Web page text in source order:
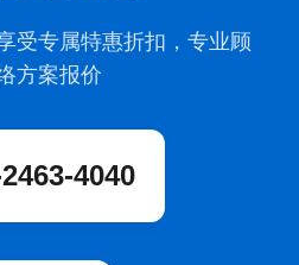
受专属特惠折扣，专业顾
方案报价
4040